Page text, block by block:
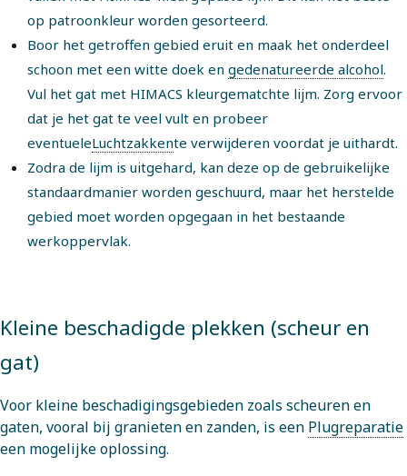
op patroonkleur worden gesorteerd.
Boor het getroffen gebied eruit en maak het onderdeel
schoon met een witte doek en gedenatureerde alcohol.
Vul het gat met HIMACS kleurgematchte lijm. Zorg ervoor
dat je het gat te veel vult en probeer
eventueleLuchtzakkente verwijderen voordat je uithardt.
Zodra de lijm is uitgehard, kan deze op de gebruikelijke
standaardmanier worden geschuurd, maar het herstelde
gebied moet worden opgegaan in het bestaande
werkoppervlak.
Kleine beschadigde plekken (scheur en
gat)
Voor kleine beschadigingsgebieden zoals scheuren en
gaten, vooral bij granieten en zanden, is een Plugreparatie
een mogelijke oplossing.